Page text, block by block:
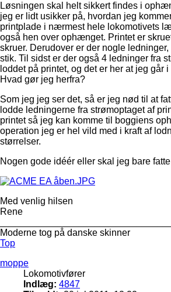
Løsningen skal helt sikkert findes i
jeg er lidt usikker på, hvordan jeg
printplade i nærmest hele lokomotivets
også hen over ophænget. Printet er
skruer. Derudover er der nogle ledninger,
stik. Til sidst er der også 4 ledninger fra
loddet på printet, og det er her at jeg går i
Hvad gør jeg herfra?
Som jeg jeg ser det, så er jeg nød til at
lodde ledningerne fra strømoptaget af
printet så jeg kan komme til boggiens
operation jeg er hel vild med i kraft af
størrelser.
Nogen gode idéér eller skal jeg bare
Med venlig hilsen
Rene
Moderne tog på danske skinner
Top
moppe
Lokomotivfører
Indlæg: 4847